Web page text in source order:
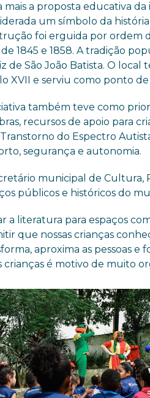
mais a proposta educativa da
um símbolo da
foi erguida por ordem
de 1845 e 1858. A tradição
de São João Batista. O
XVII e serviu como ponto
também teve como
recursos de apoio para
do Espectro
segurança e autonomia.
municipal de Cultura,
públicos e históricos do
a literatura para espaços
que nossas crianças
aproxima as pessoas
crianças é motivo de muito